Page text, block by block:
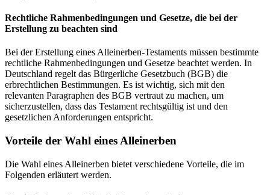
Rechtliche Rahmenbedingungen und Gesetze, die bei der
Erstellung zu beachten sind
Bei der Erstellung eines Alleinerben-Testaments müssen bestimmte
rechtliche Rahmenbedingungen und Gesetze beachtet werden. In
Deutschland regelt das Bürgerliche Gesetzbuch (BGB) die
erbrechtlichen Bestimmungen. Es ist wichtig, sich mit den
relevanten Paragraphen des BGB vertraut zu machen, um
sicherzustellen, dass das Testament rechtsgültig ist und den
gesetzlichen Anforderungen entspricht.
Vorteile der Wahl eines Alleinerben
Die Wahl eines Alleinerben bietet verschiedene Vorteile, die im
Folgenden erläutert werden.